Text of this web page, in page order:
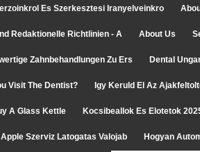
Es Szerkesztesi Iranyelveinkro
Redaktionelle Richtlinien - A About Us
Zahnbehandlungen Zu Ers Dental
Visit The Dentist? Igy Keruld El Az
A Glass Kettle Kocsibeallok Es Elotetok
Szerviz Latogatas Valojab Hogyan